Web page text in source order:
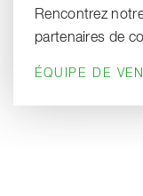
Rencontrez
partenaires de
ÉQUIPE DE